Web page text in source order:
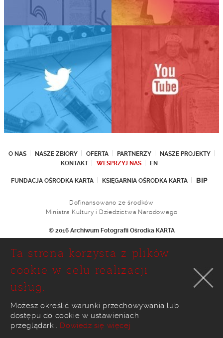
O NAS NASZE ZBIORY OFERTA PARTNERZY
NASZE PROJEKTY
KONTAKT
WESPRZYJ NAS EN
FUNDACJA OŚRODKA KARTA KSIĘGARNIA OŚRODKA KARTA BIP
Dofinansowano ze środków
Ministra Kultury i Dziedzictwa Narodowego
© 2016 Archiwum Fotografii Ośrodka KARTA
Ul. Narbutta 29
02-536 Warszawa
tel.: (+48 22) 646 36 90
e-mail: foto@karta.org.pl
realizacja:Ideo
Ta strona korzysta z plików
cookie w celu realizacji
usług.
Możesz określić warunki przechowywania lub
dostępu do cookie w ustawieniach
przeglądarki. Dowiedz się więcej